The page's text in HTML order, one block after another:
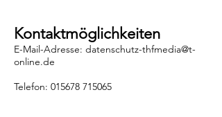
Kontaktmöglichkeiten
E-Mail-Adresse: datenschutz-thfmedia@t-
online.de
Telefon: 015678 715065